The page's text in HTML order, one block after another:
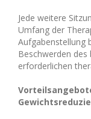
Jede weitere
Umfang der
Aufgabenstellung
Beschwerden
erforderlichen